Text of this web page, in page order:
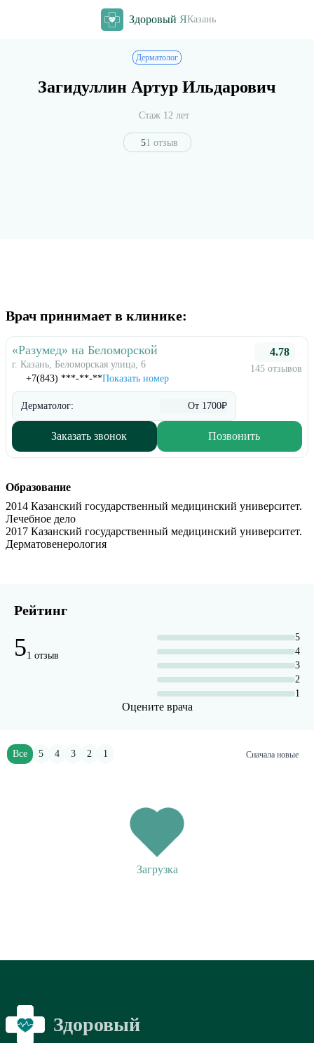
Здоровый ЯКазань
Дерматолог
Загидуллин Артур Ильдарович
Стаж 12 лет
51 отзыв
Врач принимает в клинике:
«Разумед» на Беломорской
г. Казань, Беломорская улица, 6
+7(843) ***-**-**Показать номер
4.78
145 отзывов
Дерматолог: От 1700₽
Заказать звонок Позвонить
Образование
2014 Казанский государственный медицинский университет.
Лечебное дело
2017 Казанский государственный медицинский университет.
Дерматовенерология
Рейтинг
51 отзыв
5
4
3
2
1
Оцените врача
Все 5 4 3 2 1 Сначала новые
Загрузка
Здоровый